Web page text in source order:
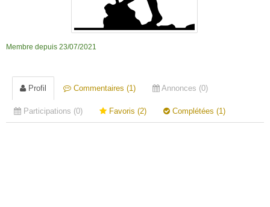
Membre depuis 23/07/2021
Profil Commentaires (1) Annonces (0)
Participations (0) Favoris (2) Complétées (1)